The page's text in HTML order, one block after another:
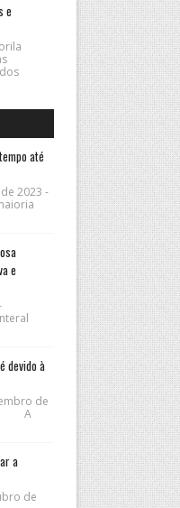
e
até
2023 -
e
devido à
de
A
a
de